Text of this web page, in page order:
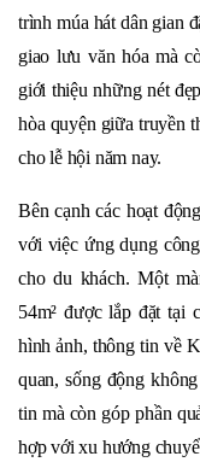
trình múa hát dân gian
giao lưu văn hóa mà
giới thiệu những nét
hòa quyện giữa truyền
cho lễ hội năm nay.
Bên cạnh các hoạt
với việc ứng dụng
cho du khách. Một
54m² được lắp đặt tại
hình ảnh, thông tin về
quan, sống động
tin mà còn góp phần
hợp với xu hướng